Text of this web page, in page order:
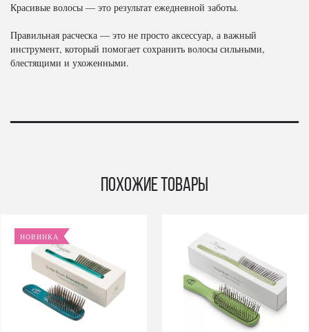
Красивые волосы — это результат ежедневной заботы.
Правильная расческа — это не просто аксессуар, а важный
инструмент, который помогает сохранить волосы сильными,
блестящими и ухоженными.
Похожие товары
НОВИНКА